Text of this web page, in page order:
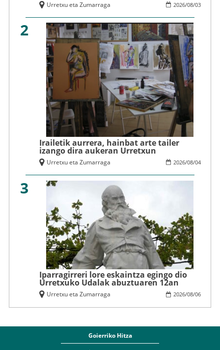
2026/08/03
Urretxu eta Zumarraga
2
Irailetik aurrera, hainbat arte tailer
izango dira aukeran Urretxun
2026/08/04
Urretxu eta Zumarraga
3
Iparragirreri lore eskaintza egingo dio
Urretxuko Udalak abuztuaren 12an
2026/08/06
Urretxu eta Zumarraga
Goierriko Hitza